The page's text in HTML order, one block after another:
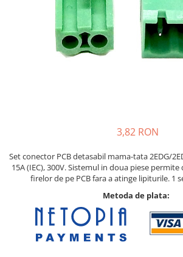
Pat printare
Cap printare
Acumulatori, BMS si accesorii
Acumulatori
BMS
Incarcare, descarcare si afisare
Accesorii baterii si acumulatori
3,82 RON
Set conector PCB detasabil mama-tata 2EDG/
15A (IEC), 300V. Sistemul in doua piese
firelor de pe PCB fara a atinge lipiturile. 1
Metoda de plata: